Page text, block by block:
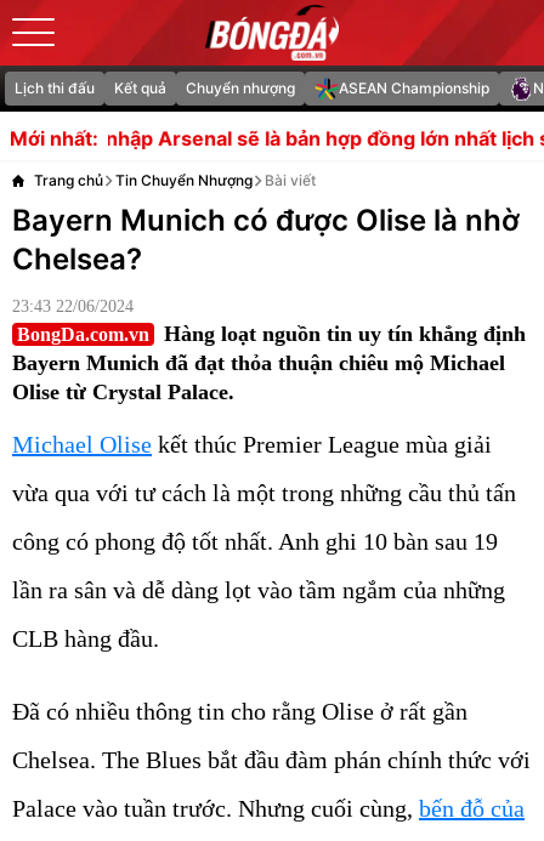
Lịch thi đấu Kết quả Chuyển nhượng ASEAN Championship
Mới nhất:
sẽ là bản hợp đồng lớn nhất lịch sử Ngoại hạng Anh
Trang chủ Tin Chuyển Nhượng Bài viết
Bayern Munich có được Olise là nhờ
Chelsea?
23:43 22/06/2024
BongDa.com.vn
Hàng loạt nguồn tin uy tín khẳng định
Bayern Munich đã đạt thỏa thuận chiêu mộ Michael
Olise từ Crystal Palace.
Michael Olise kết thúc Premier League mùa giải
vừa qua với tư cách là một trong những cầu thủ tấn
công có phong độ tốt nhất. Anh ghi 10 bàn sau 19
lần ra sân và dễ dàng lọt vào tầm ngắm của những
CLB hàng đầu.
Đã có nhiều thông tin cho rằng Olise ở rất gần
Chelsea. The Blues bắt đầu đàm phán chính thức với
Palace vào tuần trước. Nhưng cuối cùng, bến đỗ của